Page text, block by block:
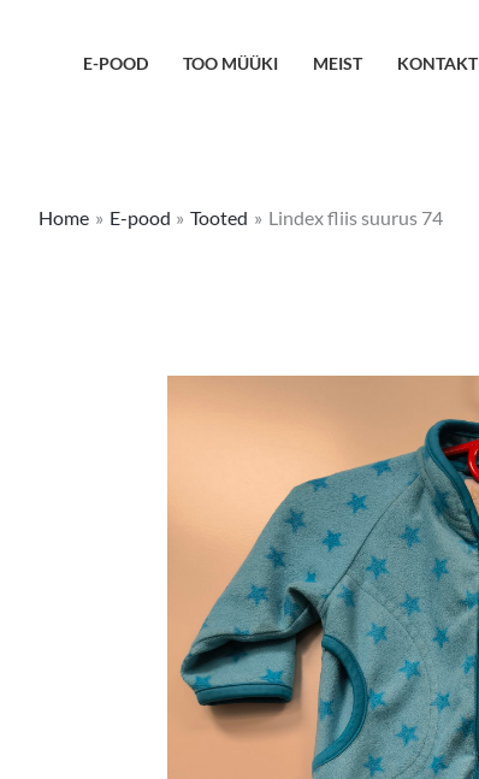
E-POOD TOO MÜÜKI MEIST KONTAKT
Home E-pood Tooted Lindex fliis suurus 74